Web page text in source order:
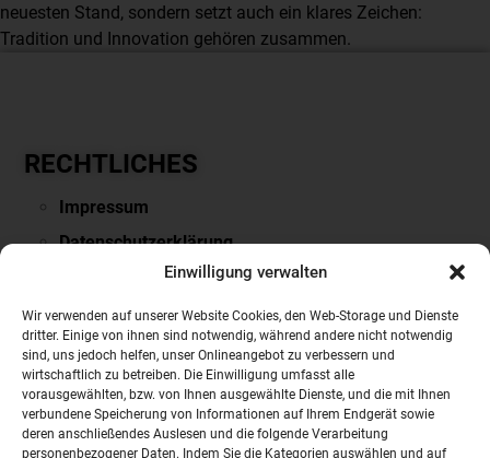
Einwilligung verwalten
Wir verwenden auf unserer Website Cookies, den Web-Storage und Dienste
dritter. Einige von ihnen sind notwendig, während andere nicht notwendig
sind, uns jedoch helfen, unser Onlineangebot zu verbessern und
wirtschaftlich zu betreiben. Die Einwilligung umfasst alle
vorausgewählten, bzw. von Ihnen ausgewählte Dienste, und die mit Ihnen
verbundene Speicherung von Informationen auf Ihrem Endgerät sowie
deren anschließendes Auslesen und die folgende Verarbeitung
personenbezogener Daten. Indem Sie die Kategorien auswählen und auf
neuesten Stand, sondern setzt auch ein klares Zeichen:
Tradition und Innovation gehören zusammen.
RECHTLICHES
Impressum
Datenschutzerklärung
Downloads & Links
PARTNERSEITEN
VOLVO
NISSAN
Mobile.de